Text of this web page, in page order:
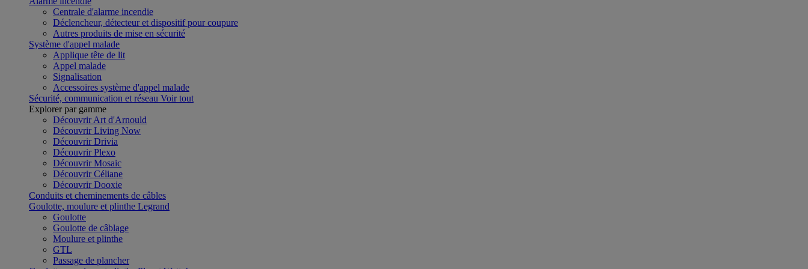
Centrale d'alarme incendie
Déclencheur, détecteur et dispositif pour coupure
Autres produits de mise en sécurité
Système d'appel malade
Applique tête de lit
Appel malade
Signalisation
Accessoires système d'appel malade
Sécurité, communication et réseau Voir tout
Explorer par gamme
Découvrir Art d'Arnould
Découvrir Living Now
Découvrir Drivia
Découvrir Plexo
Découvrir Mosaic
Découvrir Céliane
Découvrir Dooxie
Conduits et cheminements de câbles
Goulotte, moulure et plinthe Legrand
Goulotte
Goulotte de câblage
Moulure et plinthe
GTL
Passage de plancher